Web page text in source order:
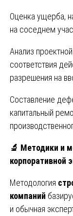
Оценка ущерба,
на соседнем
Анализ
соответствия
разрешения на
Составление
капитальный
🔬 Методики и
корпоративной
Методология
компаний
и обычная